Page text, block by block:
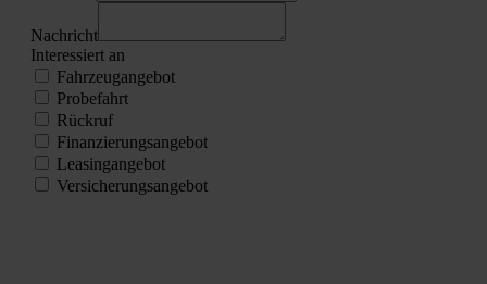
Nach­richt
Inter­es­siert an
Fahr­zeug­an­ge­bot
Pro­be­fahrt
Rück­ruf
Finan­zie­rungs­an­ge­bot
Lea­sing­an­ge­bot
Ver­si­che­rungs­an­ge­bot